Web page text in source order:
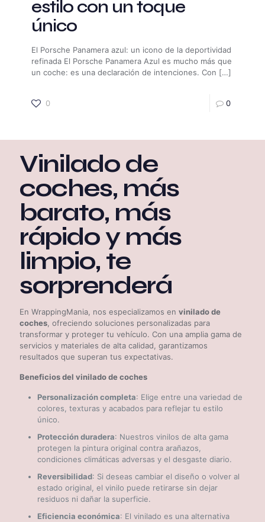
estilo con un toque
único
El Porsche Panamera azul: un icono de la deportividad
refinada El Porsche Panamera Azul es mucho más que
un coche: es una declaración de intenciones. Con […]
0 0
Vinilado de
coches, más
barato, más
rápido y más
limpio, te
sorprenderá
En WrappingMania, nos especializamos en vinilado de
coches , ofreciendo soluciones personalizadas para
transformar y proteger tu vehículo. Con una amplia gama de
servicios y materiales de alta calidad, garantizamos
resultados que superan tus expectativas.
Beneficios del vinilado de coches
Personalización completa: Elige entre una variedad de
colores, texturas y acabados para reflejar tu estilo
único.
Protección duradera: Nuestros vinilos de alta gama
protegen la pintura original contra arañazos,
condiciones climáticas adversas y el desgaste diario.
Reversibilidad: Si deseas cambiar el diseño o volver al
estado original, el vinilo puede retirarse sin dejar
residuos ni dañar la superficie.
Eficiencia económica: El vinilado es una alternativa